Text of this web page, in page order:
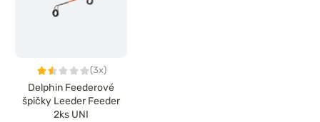
(3x)
Delphin Feederové
špičky Leeder Feeder
2ks UNI